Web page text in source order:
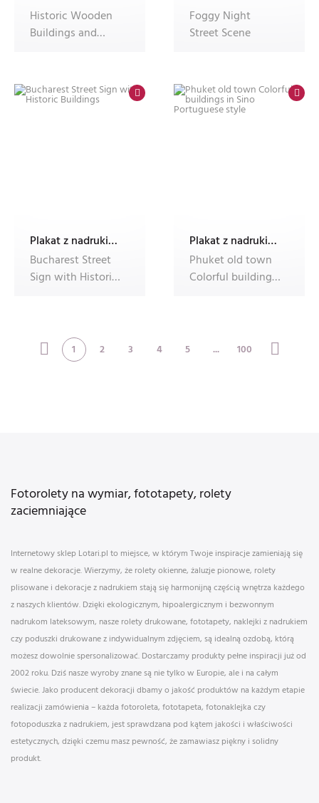
Historic Wooden
Buildings and
Foggy Night
Street Scene
Plakat z nadrukiem Dec'n'Roll
Bucharest Street
Sign with Historic
Plakat z nadrukiem Dec'n'Roll
Phuket old town
Colorful buildings
1 2 3 4 5 ... 100
Fotorolety na wymiar, fototapety, rolety
zaciemniające
Internetowy sklep Lotari.pl to miejsce, w którym Twoje inspiracje zamieniają się
w realne dekoracje. Wierzymy, że rolety okienne, żaluzje pionowe, rolety
plisowane i dekoracje z nadrukiem stają się harmonijną częścią wnętrza każdego
z naszych klientów. Dzięki ekologicznym, hipoalergicznym i bezwonnym
nadrukom lateksowym, nasze rolety drukowane, fototapety, naklejki z nadrukiem
czy poduszki drukowane z indywidualnym zdjęciem, są idealną ozdobą, którą
możesz dowolnie spersonalizować. Dostarczamy produkty pełne inspiracji już od
2002 roku. Dziś nasze wyroby znane są nie tylko w Europie, ale i na całym
świecie. Jako producent dekoracji dbamy o jakość produktów na każdym etapie
realizacji zamówienia – każda fotoroleta, fototapeta, fotonaklejka czy
fotopoduszka z nadrukiem, jest sprawdzana pod kątem jakości i właściwości
estetycznych, dzięki czemu masz pewność, że zamawiasz piękny i solidny
produkt.